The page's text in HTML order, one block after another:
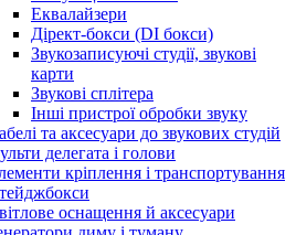
Еквалайзери
Дірект-бокси (DI бокси)
Звукозаписуючі студії, звукові
карти
Звукові сплітера
Інші пристрої обробки звуку
та аксесуари до звукових студій
делегата і голови
кріплення і транспортування
оснащення й аксесуари